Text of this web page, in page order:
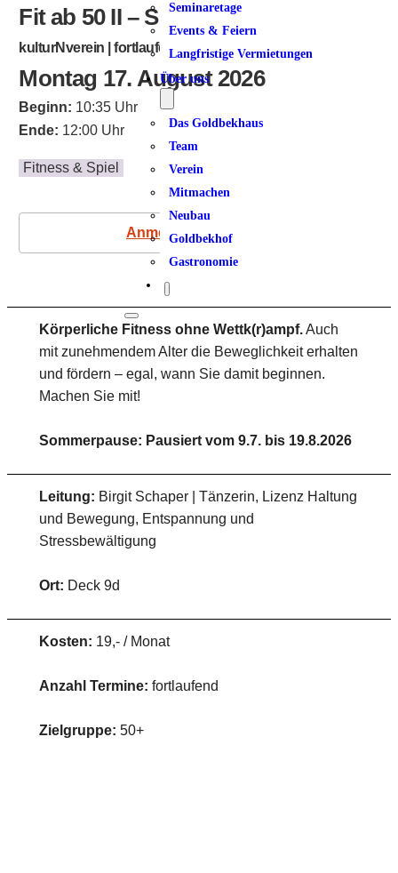
Seminaretage
Events & Feiern
Langfristige Vermietungen
Über uns
Das Goldbekhaus
Team
Verein
Mitmachen
Neubau
Goldbekhof
Gastronomie
Fit ab 50 II – Sommerpause
kulturNverein | fortlaufend
Montag 17. August 2026
Beginn: 10:35 Uhr
Ende: 12:00 Uhr
Fitness & Spiel
Anmeldung
Körperliche Fitness ohne Wettk(r)ampf.Auch
mit zunehmendem Alter die Beweglichkeit erhalten
und fördern – egal, wann Sie damit beginnen.
Machen Sie mit!
Sommerpause: Pausiert vom 9.7. bis 19.8.2026
Leitung: Birgit Schaper | Tänzerin, Lizenz Haltung
und Bewegung, Entspannung und
Stressbewältigung
Ort: Deck 9d
Kosten: 19,- / Monat
Anzahl Termine: fortlaufend
Zielgruppe: 50+